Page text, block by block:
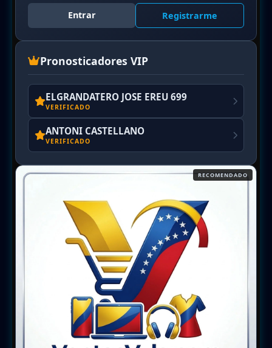
Entrar Registrarme
Pronosticadores VIP
ELGRANDATERO JOSE EREU 699
VERIFICADO
ANTONI CASTELLANO
VERIFICADO
RECOMENDADO